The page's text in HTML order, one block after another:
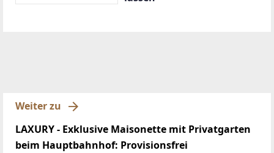
Weiter zu
LAXURY - Exklusive Maisonette mit Privatgarten
beim Hauptbahnhof: Provisionsfrei